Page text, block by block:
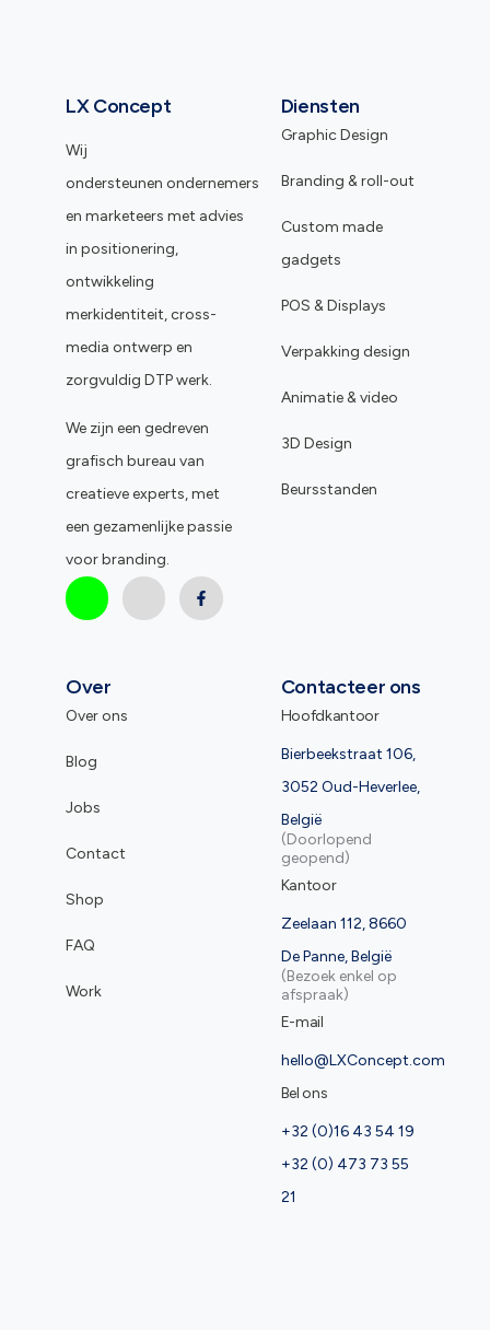
LX Concept
Wij
ondersteunen ondernemers
en marketeers met advies
in positionering,
ontwikkeling
merkidentiteit, cross-
media ontwerp en
zorgvuldig DTP werk.
We zijn een gedreven
grafisch bureau van
creatieve experts, met
een gezamenlijke passie
voor branding.
Diensten
Graphic Design
Branding & roll-out
Custom made
gadgets
POS & Displays
Verpakking design
Animatie & video
3D Design
Beursstanden
Over
Over ons
Blog
Jobs
Contact
Shop
FAQ
Work
Contacteer ons
Hoofdkantoor
Bierbeekstraat 106,
3052 Oud-Heverlee,
België
(Doorlopend
geopend)
Kantoor
Zeelaan 112, 8660
De Panne, België
(Bezoek enkel op
afspraak)
E-mail
hello@LXConcept.com
Bel ons
+32 (0)16 43 54 19
+32 (0) 473 73 55
21